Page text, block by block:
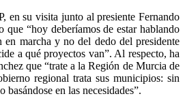
en su visita junto al presiente Fernando
que “hoy deberíamos de estar hablando
en marcha y no del dedo del presidente
a qué proyectos van”. Al respecto, ha
que “trate a la Región de Murcia de
regional trata sus municipios: sin
en las necesidades”.